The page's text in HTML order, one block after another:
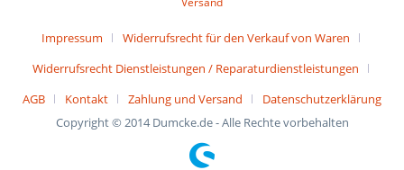
Impressum
Widerrufsrecht für den Verkauf von Waren
Widerrufsrecht Dienstleistungen / Reparaturdienstleistungen
AGB
Kontakt Zahlung und Versand
Datenschutzerklärung
Copyright © 2014 Dumcke.de - Alle Rechte vorbehalten